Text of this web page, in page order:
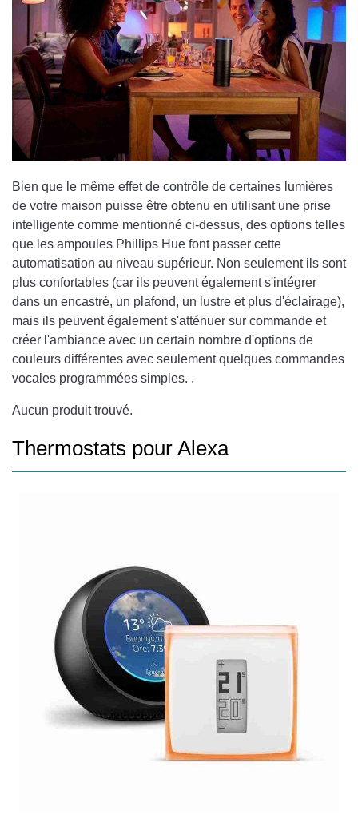
Bien que le même effet de contrôle de certaines lumières
de votre maison puisse être obtenu en utilisant une prise
intelligente comme mentionné ci-dessus, des options telles
que les ampoules Phillips Hue font passer cette
automatisation au niveau supérieur. Non seulement ils sont
plus confortables (car ils peuvent également s'intégrer
dans un encastré, un plafond, un lustre et plus d'éclairage),
mais ils peuvent également s'atténuer sur commande et
créer l'ambiance avec un certain nombre d'options de
couleurs différentes avec seulement quelques commandes
vocales programmées simples. .
Aucun produit trouvé.
Thermostats pour Alexa